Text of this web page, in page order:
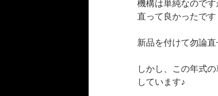
機構は単純なので
直って良かったです
新品を付けて勿論
しかし、この年式
しています♪